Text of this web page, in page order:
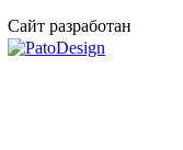
Сайт разработан